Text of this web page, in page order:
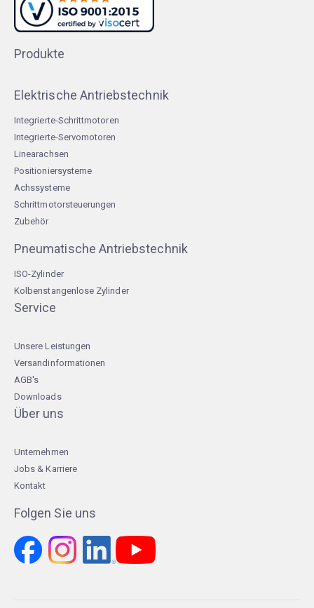
Produkte
Elektrische Antriebstechnik
Integrierte-Schrittmotoren
Integrierte-Servomotoren
Linearachsen
Positioniersysteme
Achssysteme
Schrittmotorsteuerungen
Zubehör
Pneumatische Antriebstechnik
ISO-Zylinder
Kolbenstangenlose Zylinder
Service
Unsere Leistungen
Versandinformationen
AGB's
Downloads
Über uns
Unternehmen
Jobs & Karriere
Kontakt
Folgen Sie uns